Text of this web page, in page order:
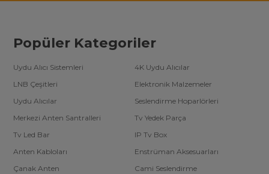
Popüler Kategoriler
Uydu Alıcı Sistemleri
4K Uydu Alıcılar
LNB Çeşitleri
Elektronik Malzemeler
Uydu Alıcılar
Seslendirme Hoparlörleri
Merkezi Anten Santralleri
Tv Yedek Parça
Tv Led Bar
IP Tv Box
Anten Kabloları
Enstrüman Aksesuarları
Çanak Anten
Cami Seslendirme